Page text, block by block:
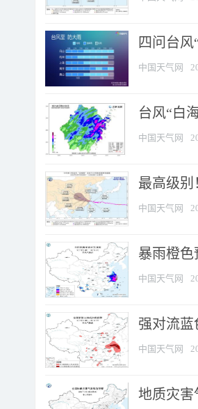
四问台
中国天气网
台风“白
中国天气网
最高级别
中国天气网
暴雨橙色
中国天气网
强对流蓝
中国天气网
地质灾害